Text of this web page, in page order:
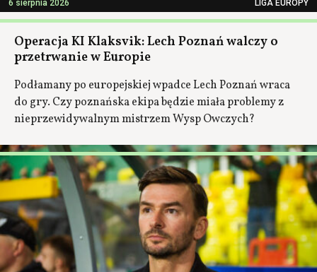
6 sierpnia 2026 LIGA EUROPY
Operacja KI Klaksvik: Lech Poznań walczy o
przetrwanie w Europie
Podłamany po europejskiej wpadce Lech Poznań wraca
do gry. Czy poznańska ekipa będzie miała problemy z
nieprzewidywalnym mistrzem Wysp Owczych?